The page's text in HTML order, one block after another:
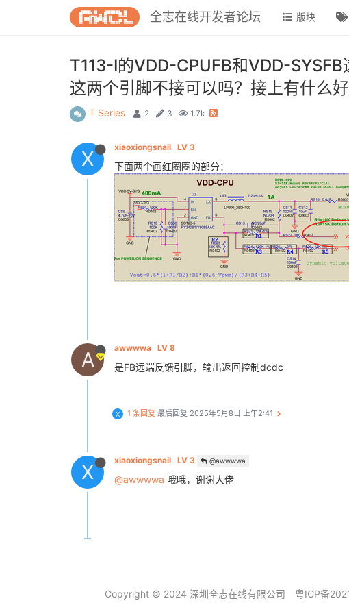
全志在线开发者论坛 版块
T113-I的VDD-CPUFB和VDD-SYSFB
这两个引脚不接可以吗？接上有什么
T Series 2 3 1.7k
X xiaoxiongsnail LV 3
下面两个画红圈圈的部分：
A awwwwa LV 8
是FB远端反馈引脚，输出返回控制dcdc
X 1 条回复 最后回复 2025年5月8日 上午2:41
X xiaoxiongsnail LV 3 @awwwwa
@awwwwa 哦哦，谢谢大佬
Copyright © 2024 深圳全志在线有限公司 粤ICP备